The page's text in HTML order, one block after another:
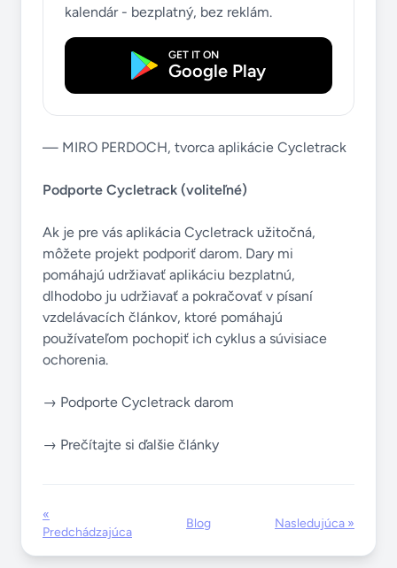
kalendár - bezplatný, bez reklám.
GET IT ON
Google Play
— MIRO PERDOCH, tvorca aplikácie Cycletrack
Podporte Cycletrack (voliteľné)
Ak je pre vás aplikácia Cycletrack užitočná,
môžete projekt podporiť darom. Dary mi
pomáhajú udržiavať aplikáciu bezplatnú,
dlhodobo ju udržiavať a pokračovať v písaní
vzdelávacích článkov, ktoré pomáhajú
používateľom pochopiť ich cyklus a súvisiace
ochorenia.
→ Podporte Cycletrack darom
→ Prečítajte si ďalšie články
«
Predchádzajúca
Blog Nasledujúca »